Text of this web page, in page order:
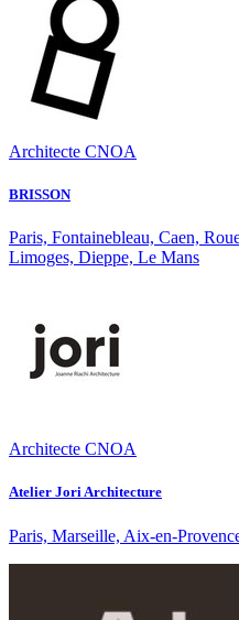
Architecte CNOA
BRISSON
Paris, Fontainebleau, Caen,
Limoges, Dieppe, Le Mans
Architecte CNOA
Atelier Jori Architecture
Paris, Marseille, Aix-en-